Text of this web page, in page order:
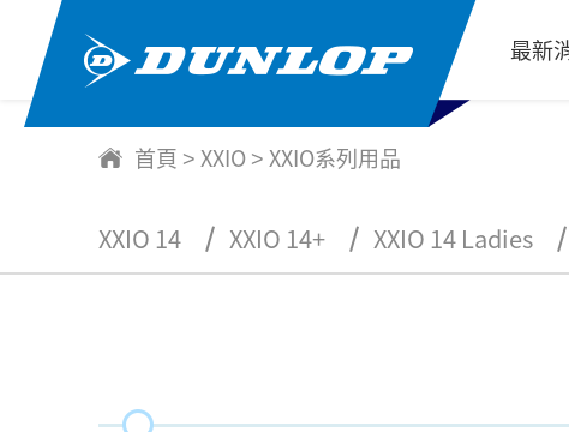
最新
首頁 > XXIO > XXIO系列用品
XXIO 14 XXIO 14+ XXIO 14 Ladies
HYPER RD 高爾夫球
XXIO系列用品